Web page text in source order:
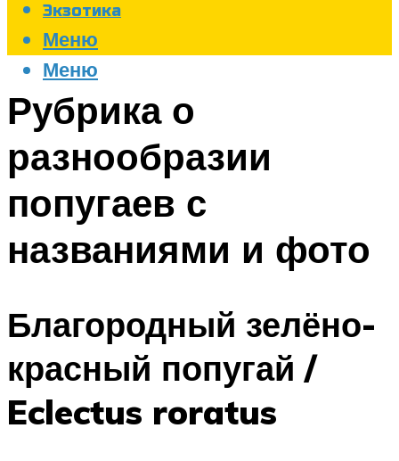
Экзотика
Меню
Меню
Рубрика о
разнообразии
попугаев с
названиями и фото
Благородный зелёно-
красный попугай /
Eclectus roratus